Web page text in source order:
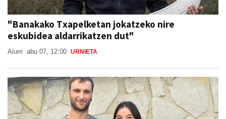
"Banakako Txapelketan jokatzeko nire
eskubidea aldarrikatzen dut"
Aiurri abu 07, 12:00 URNIETA